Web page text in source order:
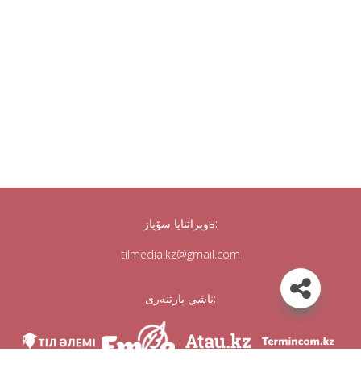
وبراتنايا سۆيازь:
tilmedia.kz@gmail.com
ناشي پارتنەرى: